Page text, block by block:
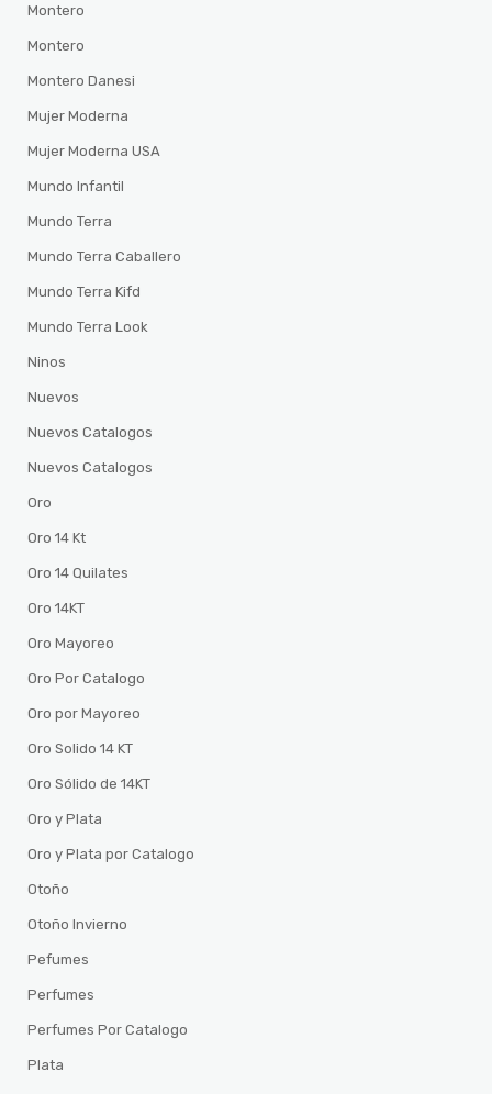
Montero
Montero
Montero Danesi
Mujer Moderna
Mujer Moderna USA
Mundo Infantil
Mundo Terra
Mundo Terra Caballero
Mundo Terra Kifd
Mundo Terra Look
Ninos
Nuevos
Nuevos Catalogos
Nuevos Catalogos
Oro
Oro 14 Kt
Oro 14 Quilates
Oro 14KT
Oro Mayoreo
Oro Por Catalogo
Oro por Mayoreo
Oro Solido 14 KT
Oro Sólido de 14KT
Oro y Plata
Oro y Plata por Catalogo
Otoño
Otoño Invierno
Pefumes
Perfumes
Perfumes Por Catalogo
Plata